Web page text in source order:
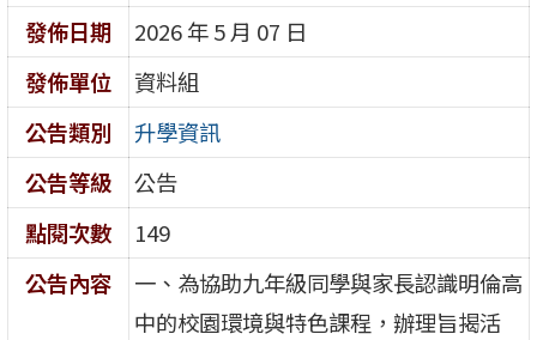
發佈日期
2026 年 5 月 07 日
發佈單位
資料組
公告類別
升學資訊
公告等級
公告
點閱次數
149
公告內容
一、為協助九年級同學與家長認識明倫高
中的校園環境與特色課程，辦理旨揭活